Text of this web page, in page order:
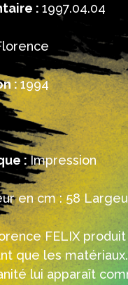
: 1997.04.04
:1994
: Impression
en cm : 58
FELIX
que les
lui apparaît